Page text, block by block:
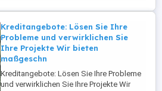
Investitionen von 5.000 bis 95.000.000 ...
Kreditangebote: Lösen Sie Ihre
Probleme und verwirklichen Sie
Ihre Projekte Wir bieten
maßgeschn
Kreditangebote: Lösen Sie Ihre Probleme
und verwirklichen Sie Ihre Projekte Wir